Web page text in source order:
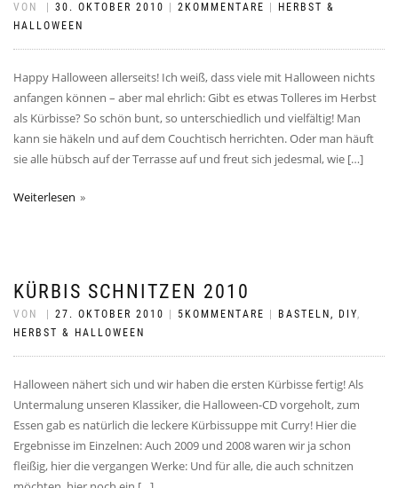
VON 30. OKTOBER 2010 2KOMMENTARE
HERBST &
HALLOWEEN
Happy Halloween allerseits! Ich weiß, dass viele mit Halloween nichts
anfangen können – aber mal ehrlich: Gibt es etwas Tolleres im Herbst
als Kürbisse? So schön bunt, so unterschiedlich und vielfältig! Man
kann sie häkeln und auf dem Couchtisch herrichten. Oder man häuft
sie alle hübsch auf der Terrasse auf und freut sich jedesmal, wie […]
Weiterlesen
KÜRBIS SCHNITZEN 2010
VON 27. OKTOBER 2010 5KOMMENTARE BASTELN, DIY,
HERBST & HALLOWEEN
Halloween nähert sich und wir haben die ersten Kürbisse fertig! Als
Untermalung unseren Klassiker, die Halloween-CD vorgeholt, zum
Essen gab es natürlich die leckere Kürbissuppe mit Curry! Hier die
Ergebnisse im Einzelnen: Auch 2009 und 2008 waren wir ja schon
fleißig, hier die vergangen Werke: Und für alle, die auch schnitzen